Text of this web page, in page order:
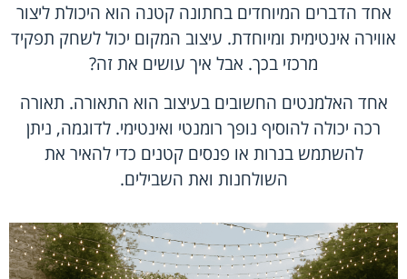
אחד הדברים המיוחדים בחתונה קטנה הוא היכולת ליצור
אווירה אינטימית ומיוחדת. עיצוב המקום יכול לשחק תפקיד
מרכזי בכך. אבל איך עושים את זה?
אחד האלמנטים החשובים בעיצוב הוא התאורה. תאורה
רכה יכולה להוסיף נופך רומנטי ואינטימי. לדוגמה, ניתן
להשתמש בנרות או פנסים קטנים כדי להאיר את
השולחנות ואת השבילים.